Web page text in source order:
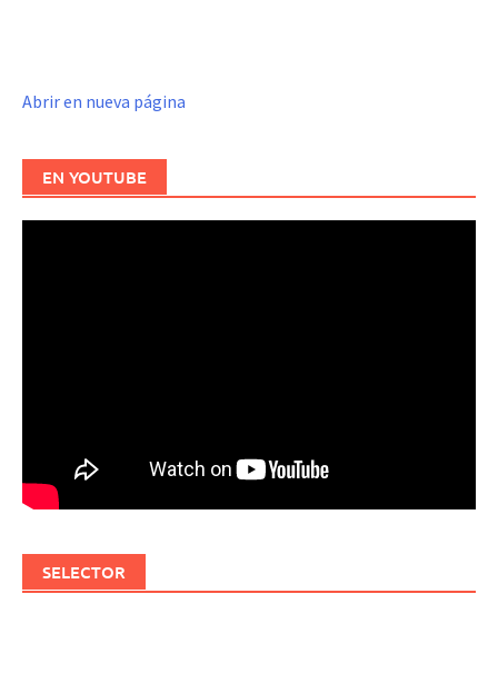
Abrir en nueva página
EN YOUTUBE
SELECTOR